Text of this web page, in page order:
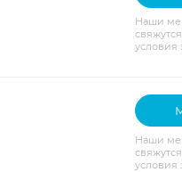
Наши
условия
Наши
условия